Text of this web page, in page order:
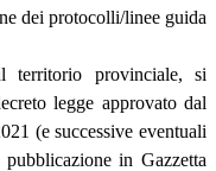
dei protocolli/linee guida
territorio provinciale, si
legge approvato dal
(e successive eventuali
in Gazzetta